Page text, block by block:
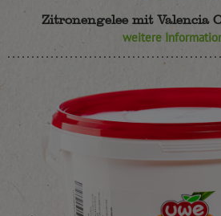
Zitronengelee mit Valencia
weitere